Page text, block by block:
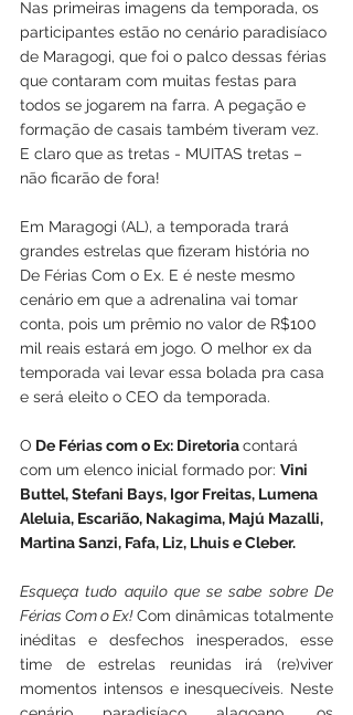
Nas primeiras imagens da temporada, os
participantes estão no cenário paradisíaco
de Maragogi, que foi o palco dessas férias
que contaram com muitas festas para
todos se jogarem na farra. A pegação e
formação de casais também tiveram vez.
E claro que as tretas - MUITAS tretas –
não ficarão de fora!
Em Maragogi (AL), a temporada trará
grandes estrelas que fizeram história no
De Férias Com o Ex. E é neste mesmo
cenário em que a adrenalina vai tomar
conta, pois um prêmio no valor de R$100
mil reais estará em jogo. O melhor ex da
temporada vai levar essa bolada pra casa
e será eleito o CEO da temporada.
O De Férias com o Ex: Diretoriacontará
com um elenco inicial formado por: Vini
Buttel, Stefani Bays, Igor Freitas, Lumena
Aleluia, Escarião, Nakagima, Majú Mazalli,
Martina Sanzi, Fafa, Liz, Lhuis e Cleber.
Esqueça tudo aquilo que se sabe sobre De
Férias Com o Ex! Com dinâmicas totalmente
inéditas e desfechos inesperados, esse
time de estrelas reunidas irá (re)viver
momentos intensos e inesquecíveis. Neste